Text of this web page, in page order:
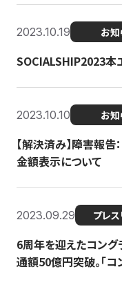
2023.10.19 お知
SOCIALSHIP2023本
2023.10.10 お知
【解決済み】障害報
金額表示について
2023.09.29 プレ
6周年を迎えたコング
通額50億円突破。「